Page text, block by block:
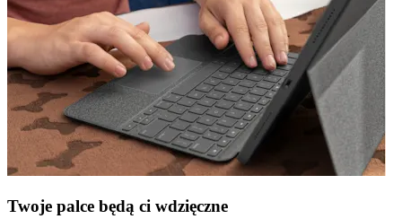
Twoje palce będą ci wdzięczne